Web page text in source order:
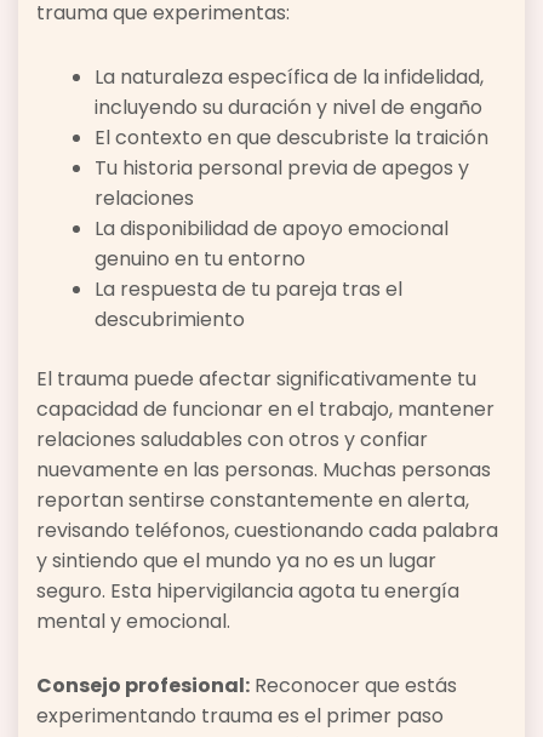
trauma que experimentas:
La naturaleza específica de la infidelidad,
incluyendo su duración y nivel de engaño
El contexto en que descubriste la traición
Tu historia personal previa de apegos y
relaciones
La disponibilidad de apoyo emocional
genuino en tu entorno
La respuesta de tu pareja tras el
descubrimiento
El trauma puede afectar significativamente tu
capacidad de funcionar en el trabajo, mantener
relaciones saludables con otros y confiar
nuevamente en las personas. Muchas personas
reportan sentirse constantemente en alerta,
revisando teléfonos, cuestionando cada palabra
y sintiendo que el mundo ya no es un lugar
seguro. Esta hipervigilancia agota tu energía
mental y emocional.
Consejo profesional: Reconocer que estás
experimentando trauma es el primer paso